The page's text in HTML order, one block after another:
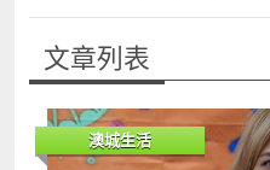
文章列表
澳城生活